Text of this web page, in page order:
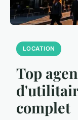
LOCATION
Top
complet